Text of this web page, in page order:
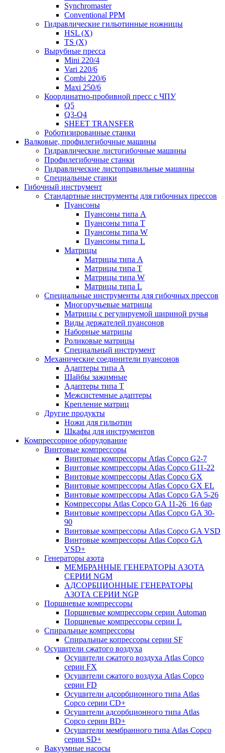
Synchromaster
Conventional PPM
Гидравлические гильотинные ножницы
HSL (X)
TS (X)
Вырубные пресса
Mini 220/4
Vari 220/6
Combi 220/6
Maxi 250/6
Координатно-пробивной пресс с ЧПУ
Q5
Q3-Q4
SHEET TRANSFER
Роботизированные станки
Валковые, профилегибочные машины
Гидравлические листогибочные машины
Профилегибочные станки
Гидравлические листоправильные машины
Специальные станки
Гибочный инструмент
Стандартные инструменты для гибочных прессов
Пуансоны
Пуансоны типа A
Пуансоны типа T
Пуансоны типа W
Пуансоны типа L
Матрицы
Матрицы типа A
Матрицы типа T
Матрицы типа W
Матрицы типа L
Специальные инструменты для гибочных прессов
Многоручьевые матрицы
Матрицы с регулируемой шириной ручья
Виды держателей пуансонов
Наборные матрицы
Роликовые матрицы
Специальный инструмент
Механические соединители пуансонов
Адаптеры типа A
Шайбы зажимные
Адаптеры типа T
Межсистемные адаптеры
Крепление матриц
Другие продукты
Ножи для гильотин
Шкафы для инструментов
Компрессорное оборудование
Винтовые компрессоры
Винтовые компрессоры Atlas Copco G2-7
Винтовые компрессоры Atlas Copco G11-22
Винтовые компрессоры Atlas Copco GX
Винтовые компрессоры Atlas Copco GX EL
Винтовые компрессоры Atlas Copco GA 5-26
Компрессоры Atlas Copco GA 11-26_16 бар
Винтовые компрессоры Atlas Copco GA 30-
90
Винтовые компрессоры Atlas Copco GA VSD
Винтовые компрессоры Atlas Copco GA
VSD+
Генераторы азота
МЕМБРАННЫЕ ГЕНЕРАТОРЫ АЗОТА
СЕРИИ NGM
АДСОРБЦИОННЫЕ ГЕНЕРАТОРЫ
АЗОТА СЕРИИ NGP
Поршневые компрессоры
Поршневые компрессоры серии Automan
Поршневые компрессоры серии L
Спиральные компрессоры
Спиральные копрессоры серии SF
Осушители сжатого воздуха
Осушители сжатого воздуха Atlas Copco
серии FX
Осушители сжатого воздуха Atlas Copco
серии FD
Осушители адсорбционного типа Atlas
Copco серии СD+
Осушители адсорбционного типа Atlas
Copco серии BD+
Осушители мембранного типа Atlas Copco
серии SD+
Вакуумные насосы